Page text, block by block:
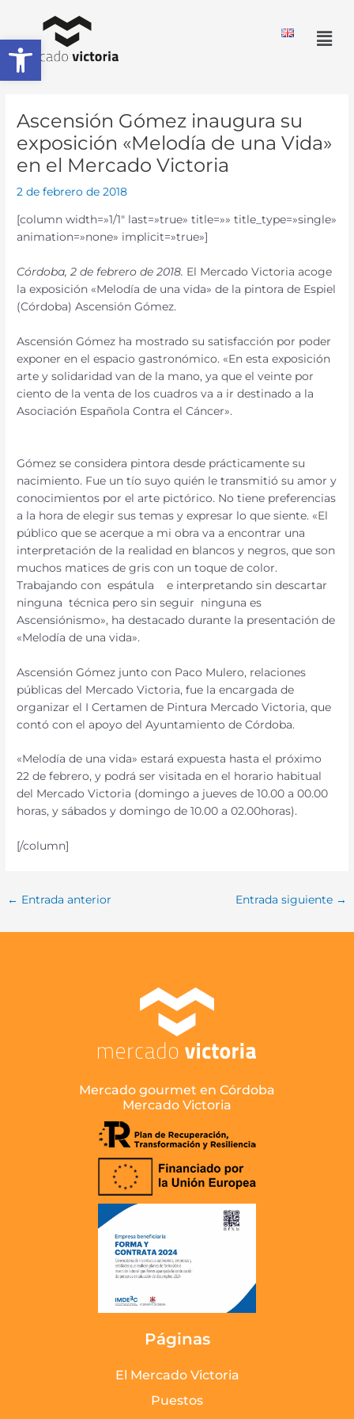
Abrir barra de herramientas
contenido
Ascensión Gómez inaugura su
exposición «Melodía de una Vida»
en el Mercado Victoria
2 de febrero de 2018
[column width=»1/1″ last=»true» title=»» title_type=»single»
animation=»none» implicit=»true»]
Córdoba, 2 de febrero de 2018. El Mercado Victoria acoge
la exposición «Melodía de una vida» de la pintora de Espiel
(Córdoba) Ascensión Gómez.
Ascensión Gómez ha mostrado su satisfacción por poder
exponer en el espacio gastronómico. «En esta exposición
arte y solidaridad van de la mano, ya que el veinte por
ciento de la venta de los cuadros va a ir destinado a la
Asociación Española Contra el Cáncer».
Gómez se considera pintora desde prácticamente su
nacimiento. Fue un tío suyo quién le transmitió su amor y
conocimientos por el arte pictórico. No tiene preferencias
a la hora de elegir sus temas y expresar lo que siente. «El
público que se acerque a mi obra va a encontrar una
interpretación de la realidad en blancos y negros, que son
muchos matices de gris con un toque de color.
Trabajando con espátula e interpretando sin descartar
ninguna técnica pero sin seguir ninguna es
Ascensiónismo», ha destacado durante la presentación de
«Melodía de una vida».
Ascensión Gómez junto con Paco Mulero, relaciones
públicas del Mercado Victoria, fue la encargada de
organizar el I Certamen de Pintura Mercado Victoria, que
contó con el apoyo del Ayuntamiento de Córdoba.
«Melodía de una vida» estará expuesta hasta el próximo
22 de febrero, y podrá ser visitada en el horario habitual
del Mercado Victoria (domingo a jueves de 10.00 a 00.00
horas, y sábados y domingo de 10.00 a 02.00horas).
[/column]
← Entrada anterior Entrada siguiente →
Mercado gourmet en Córdoba
Mercado Victoria
Páginas
El Mercado Victoria
Puestos